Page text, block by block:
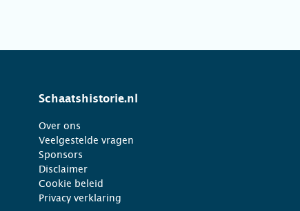
Schaatshistorie.nl
Over ons
Veelgestelde vragen
Sponsors
Disclaimer
Cookie beleid
Privacy verklaring